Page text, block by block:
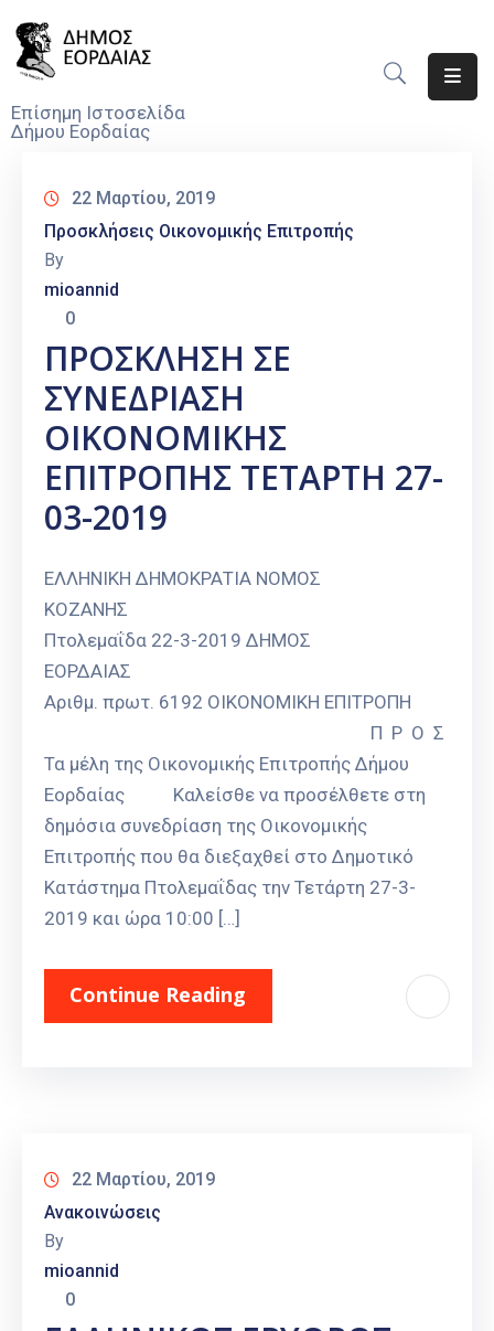
Επίσημη Ιστοσελίδα
Δήμου Εορδαίας
Νέα
Υπηρεσίες
Του
Δήμου
Προσκλήσεις
Αποφάσεις
Τηλέφωνα
Καιρός
22 Μαρτίου, 2019
Προσκλήσεις Οικονομικής Επιτροπής
By
mioannid
0
ΠΡΟΣΚΛΗΣΗ ΣΕ
ΣΥΝΕΔΡΙΑΣΗ
ΟΙΚΟΝΟΜΙΚΗΣ
ΕΠΙΤΡΟΠΗΣ ΤΕΤΑΡΤΗ 27-
03-2019
ΕΛΛΗΝΙΚΗ ΔΗΜΟΚΡΑΤΙΑ ΝΟΜΟΣ
ΚΟΖΑΝΗΣ
Πτολεμαΐδα 22-3-2019 ΔΗΜΟΣ
ΕΟΡΔΑΙΑΣ
Αριθμ. πρωτ. 6192 ΟΙΚΟΝΟΜΙΚΗ ΕΠΙΤΡΟΠΗ
Π Ρ Ο Σ
Τα μέλη της Οικονομικής Επιτροπής Δήμου
Εορδαίας Καλείσθε να προσέλθετε στη
δημόσια συνεδρίαση της Οικονομικής
Επιτροπής που θα διεξαχθεί στο Δημοτικό
Κατάστημα Πτολεμαΐδας την Τετάρτη 27-3-
2019 και ώρα 10:00 […]
Continue Reading
22 Μαρτίου, 2019
Ανακοινώσεις
By
mioannid
0